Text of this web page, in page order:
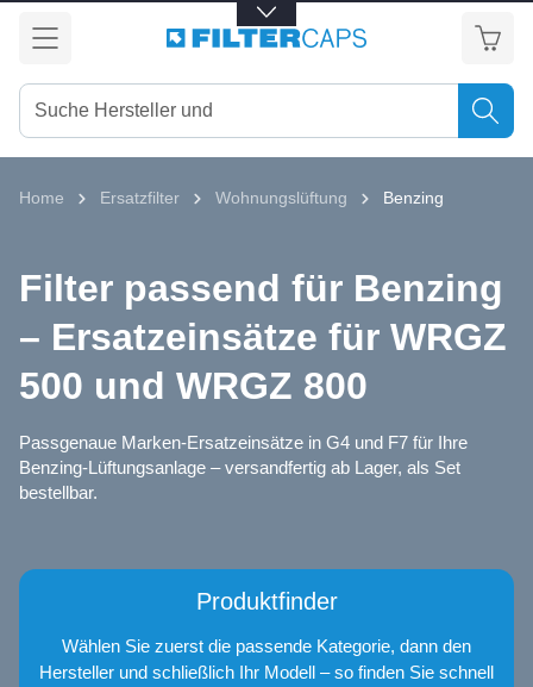
springen
Home Ersatzfilter Wohnungslüftung Benzing
Filter passend für Benzing
– Ersatzeinsätze für WRGZ
500 und WRGZ 800
Passgenaue Marken-Ersatzeinsätze in G4 und F7 für Ihre
Benzing-Lüftungsanlage – versandfertig ab Lager, als Set
bestellbar.
Produktfinder
Wählen Sie zuerst die passende Kategorie, dann den
Hersteller und schließlich Ihr Modell – so finden Sie schnell